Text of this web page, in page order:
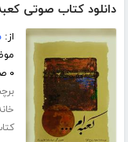
دانلود کتاب صوتی
از:
۰ صفحه